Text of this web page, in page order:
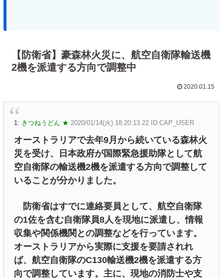
【防衛省】豪森林火災に、航空自衛隊輸送機
2機を派遣する方向で調整中
2020.01.15
1: きつねうどん ★ 2020/01/14(火) 18:20:13.22 ID:CAP_USER
オーストラリアで去年9月から続いている森林火
災を受け、日本政府が国際緊急援助隊として航
空自衛隊の輸送機2機を派遣する方向で調整して
いることが分かりました。
防衛省はすでに連絡要員として、航空自衛隊
の1佐を含む自衛隊員8人を現地に派遣し、情報
収集や関係機関との調整などを行っています。
オーストラリアから実際に支援を要請されれ
ば、航空自衛隊のC130輸送機2機を派遣する方
向で調整しています。主に、現地の消防士や支